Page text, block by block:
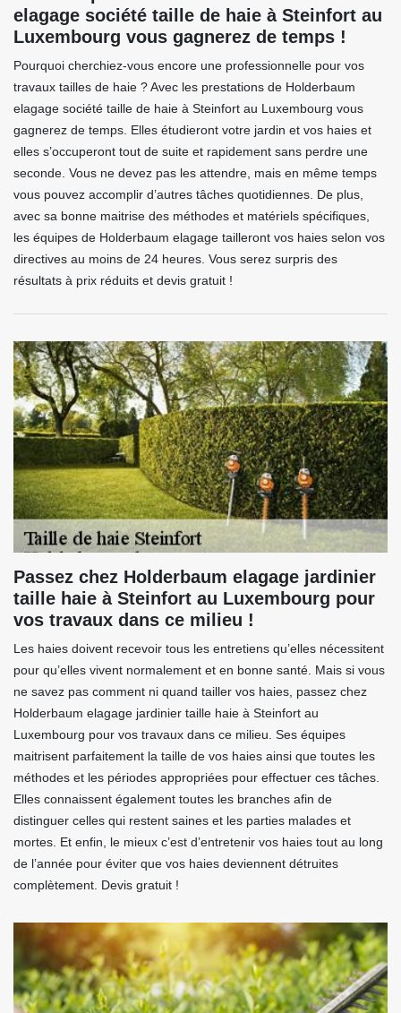
elagage société taille de haie à Steinfort au
Luxembourg vous gagnerez de temps !
Pourquoi cherchiez-vous encore une professionnelle pour vos
travaux tailles de haie ? Avec les prestations de Holderbaum
elagage société taille de haie à Steinfort au Luxembourg vous
gagnerez de temps. Elles étudieront votre jardin et vos haies et
elles s’occuperont tout de suite et rapidement sans perdre une
seconde. Vous ne devez pas les attendre, mais en même temps
vous pouvez accomplir d’autres tâches quotidiennes. De plus,
avec sa bonne maitrise des méthodes et matériels spécifiques,
les équipes de Holderbaum elagage tailleront vos haies selon vos
directives au moins de 24 heures. Vous serez surpris des
résultats à prix réduits et devis gratuit !
Passez chez Holderbaum elagage jardinier
taille haie à Steinfort au Luxembourg pour
vos travaux dans ce milieu !
Les haies doivent recevoir tous les entretiens qu’elles nécessitent
pour qu’elles vivent normalement et en bonne santé. Mais si vous
ne savez pas comment ni quand tailler vos haies, passez chez
Holderbaum elagage jardinier taille haie à Steinfort au
Luxembourg pour vos travaux dans ce milieu. Ses équipes
maitrisent parfaitement la taille de vos haies ainsi que toutes les
méthodes et les périodes appropriées pour effectuer ces tâches.
Elles connaissent également toutes les branches afin de
distinguer celles qui restent saines et les parties malades et
mortes. Et enfin, le mieux c’est d’entretenir vos haies tout au long
de l’année pour éviter que vos haies deviennent détruites
complètement. Devis gratuit !